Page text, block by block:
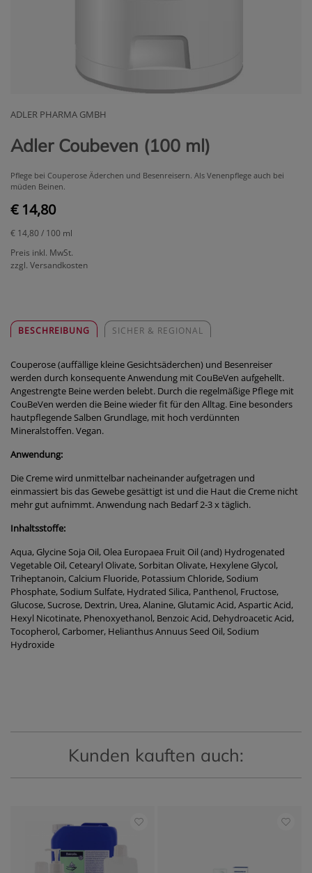
ADLER PHARMA GMBH
Adler Coubeven (100 ml)
Pflege bei Couperose Äderchen und Besenreisern. Als Venenpflege auch bei
müden Beinen.
€ 14,80
€ 14,80 / 100 ml
Preis inkl. MwSt.
zzgl. Versandkosten
BESCHREIBUNG SICHER & REGIONAL
Couperose (auffällige kleine Gesichtsäderchen) und Besenreiser
werden durch konsequente Anwendung mit CouBeVen aufgehellt.
Angestrengte Beine werden belebt. Durch die regelmäßige Pflege mit
CouBeVen werden die Beine wieder fit für den Alltag. Eine besonders
hautpflegende Salben Grundlage, mit hoch verdünnten
Mineralstoffen. Vegan.
Anwendung:
Die Creme wird unmittelbar nacheinander aufgetragen und
einmassiert bis das Gewebe gesättigt ist und die Haut die Creme nicht
mehr gut aufnimmt. Anwendung nach Bedarf 2-3 x täglich.
Inhaltsstoffe:
Aqua, Glycine Soja Oil, Olea Europaea Fruit Oil (and) Hydrogenated
Vegetable Oil, Cetearyl Olivate, Sorbitan Olivate, Hexylene Glycol,
Triheptanoin, Calcium Fluoride, Potassium Chloride, Sodium
Phosphate, Sodium Sulfate, Hydrated Silica, Panthenol, Fructose,
Glucose, Sucrose, Dextrin, Urea, Alanine, Glutamic Acid, Aspartic Acid,
Hexyl Nicotinate, Phenoxyethanol, Benzoic Acid, Dehydroacetic Acid,
Tocopherol, Carbomer, Helianthus Annuus Seed Oil, Sodium
Hydroxide
Kunden kauften auch: